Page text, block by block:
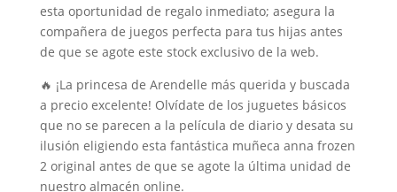
esta oportunidad de regalo inmediato; asegura la
compañera de juegos perfecta para tus hijas antes
de que se agote este stock exclusivo de la web.
🔥 ¡La princesa de Arendelle más querida y buscada
a precio excelente! Olvídate de los juguetes básicos
que no se parecen a la película de diario y desata su
ilusión eligiendo esta fantástica muñeca anna frozen
2 original antes de que se agote la última unidad de
nuestro almacén online.